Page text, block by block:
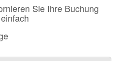
Sie Ihre Buchung